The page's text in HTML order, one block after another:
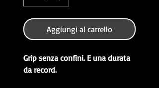
Aggiungi al carrello
Grip senza confini. E una durata
da record.